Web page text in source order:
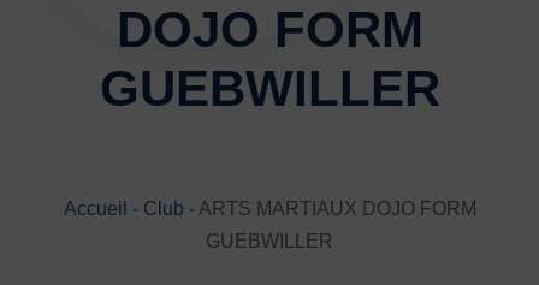
Présentation
Partenaires
Les Boutiques F.S.G.T
DOJO FORM
GUEBWILLER
Accueil - Club - ARTS MARTIAUX DOJO FORM
GUEBWILLER